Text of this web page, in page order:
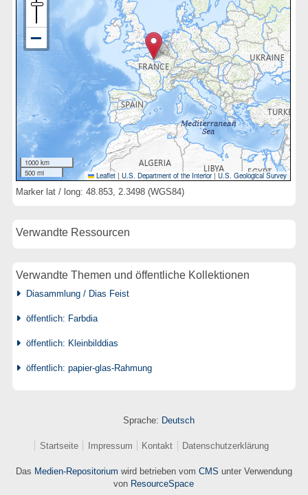
1000 km
500 mi
Leaflet | U.S. Department of the Interior|U.S. Geological Survey
Marker lat / long: 48.853, 2.3498 (WGS84)
Verwandte Ressourcen
Verwandte Themen und öffentliche Kollektionen
Diasammlung / Dias Feist
öffentlich: Farbdia
öffentlich: Kleinbilddias
öffentlich: papier-glas-Rahmung
Sprache: Deutsch
Startseite Impressum Kontakt Datenschutzerklärung
Das Medien-Repositorium wird betrieben vom CMS unter Verwendung
von ResourceSpace